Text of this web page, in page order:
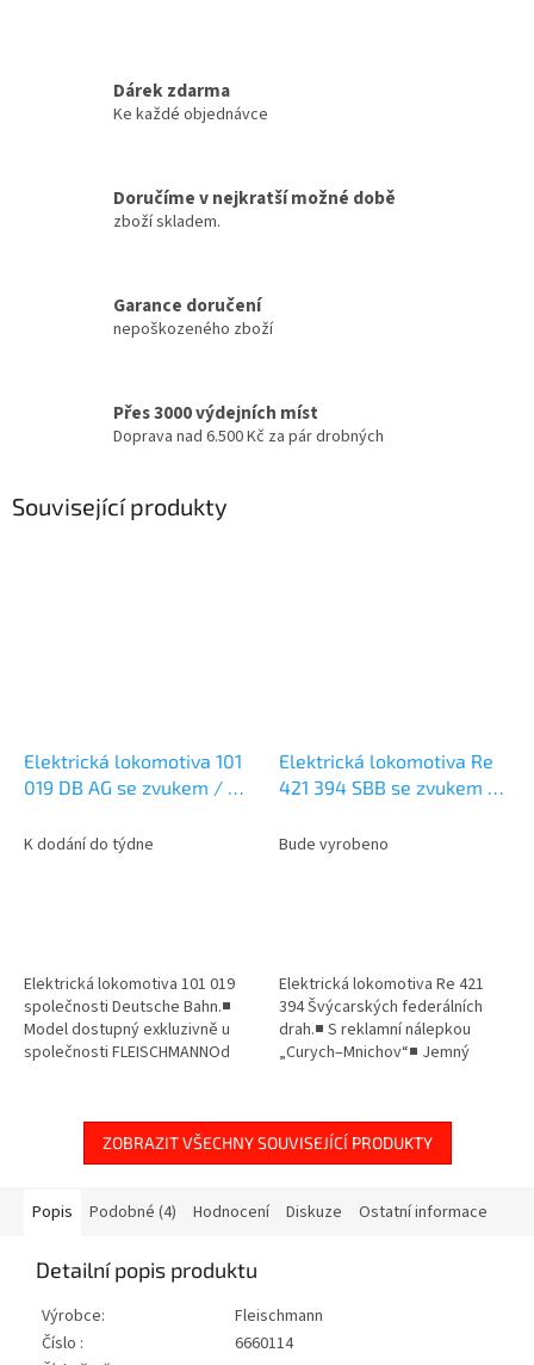
Dárek zdarma
Ke každé objednávce
Doručíme v nejkratší možné době
zboží skladem.
Garance doručení
nepoškozeného zboží
Přes 3000 výdejních míst
Doprava nad 6.500 Kč za pár drobných
Související produkty
Elektrická lokomotiva 101
019 DB AG se zvukem / N /
K dodání do týdne
Elektrická lokomotiva 101 019
společnosti Deutsche Bahn.■
Model dostupný exkluzivně u
společnosti FLEISCHMANNOd
speciálním...
Elektrická lokomotiva Re
421 394 SBB se zvukem /
Bude vyrobeno
Elektrická lokomotiva Re 421
394 Švýcarských federálních
drah.■ S reklamní nálepkou
„Curych–Mnichov“■ Jemný
ochranné...
ZOBRAZIT VŠECHNY SOUVISEJÍCÍ PRODUKTY
Popis Podobné (4) Hodnocení Diskuze Ostatní informace
Detailní popis produktu
Výrobce:
Fleischmann
Číslo :
6660114